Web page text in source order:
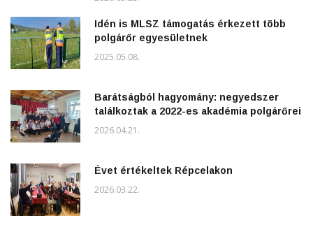
Idén is MLSZ támogatás érkezett több
polgárőr egyesületnek
2025.05.08.
Barátságból hagyomány: negyedszer
találkoztak a 2022-es akadémia polgárőrei
2026.04.21.
Évet értékeltek Répcelakon
2026.03.22.